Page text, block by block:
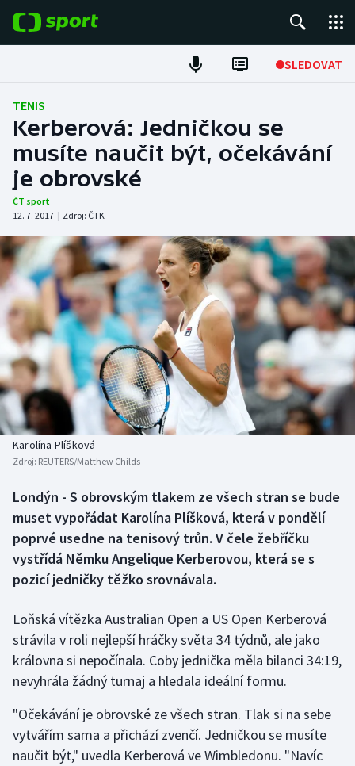
SLEDOVAT
Fotbal
Hokej
Tenis
Atletika
Cyklistika
DALŠÍ SPORTY
Americký fotbal
Baseball a softbal
Basketbal
Biatlon
Box
Curling
Florbal
Futsal
Golf
Gymnastika
NEPŘEHLÉDNĚTE
Soutěže
Historické návraty
Aplikace ČT sport
TENIS
Kerberová: Jedničkou se
musíte naučit být, očekávání
je obrovské
ČT sport
12. 7. 2017 | Zdroj: ČTK
Karolína Plíšková
Zdroj: REUTERS/Matthew Childs
Londýn - S obrovským tlakem ze všech stran se bude
muset vypořádat Karolína Plíšková, která v pondělí
poprvé usedne na tenisový trůn. V čele žebříčku
vystřídá Němku Angelique Kerberovou, která se s
pozicí jedničky těžko srovnávala.
Loňská vítězka Australian Open a US Open Kerberová
strávila v roli nejlepší hráčky světa 34 týdnů, ale jako
královna si nepočínala. Coby jednička měla bilanci 34:19,
nevyhrála žádný turnaj a hledala ideální formu.
"Očekávání je obrovské ze všech stran. Tlak si na sebe
vytvářím sama a přichází zvenčí. Jedničkou se musíte
naučit být," uvedla Kerberová ve Wimbledonu. "Navíc